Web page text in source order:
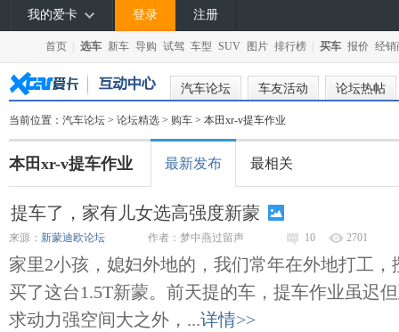
我的爱卡 登录 注册
首页 选车 新车 导购 试驾 车型 SUV 图片 排行榜 买车 报价 经销
汽车论坛 车友活动 论坛热帖
当前位置： 汽车论坛 > 论坛精选 > 购车 > 本田xr-v提车作业
本田xr-v提车作业 最新发布 最相关
提车了，家有儿女选高强度新蒙
来源： 新蒙迪欧论坛 作者：梦中燕过留声 10 2701
家里2小孩，媳妇外地的，我们常年在外地打工
买了这台1.5T新蒙。前天提的车，提车作业虽迟
求动力强空间大之外，...详情>>